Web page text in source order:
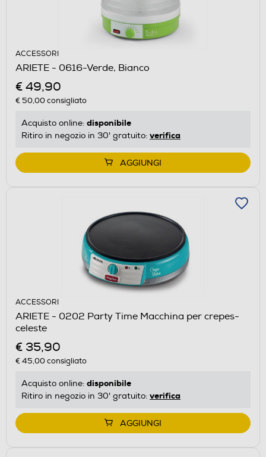
ACCESSORI
ARIETE - 0616-Verde, Bianco
€ 49,90
€ 50,00consigliato
Acquisto online: disponibile
Ritiro in negozio in 30' gratuito: verifica
AGGIUNGI
ACCESSORI
ARIETE - 0202 Party Time Macchina per crepes-
celeste
€ 35,90
€ 45,00consigliato
Acquisto online: disponibile
Ritiro in negozio in 30' gratuito: verifica
AGGIUNGI